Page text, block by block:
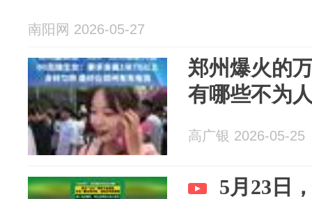
南阳网 2026-05-27
郑州爆火的
有哪些不为
高广银 2026-05-25
5月23日